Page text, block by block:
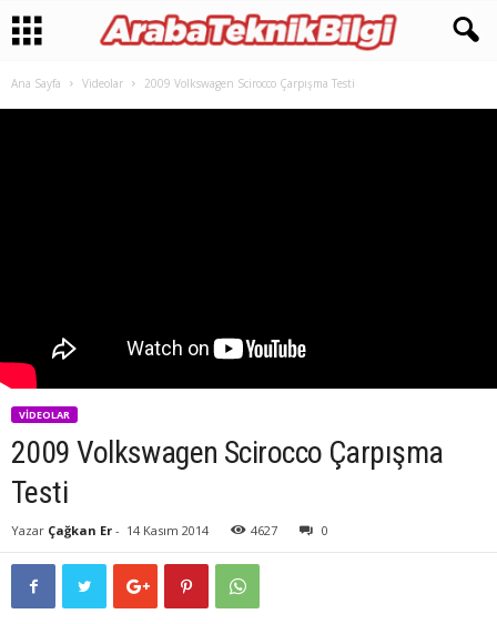
Ana Sayfa Videolar 2009 Volkswagen Scirocco Çarpışma Testi
VIDEOLAR
2009 Volkswagen Scirocco Çarpışma
Testi
Yazar Çağkan Er - 14 Kasım 2014 4627 0